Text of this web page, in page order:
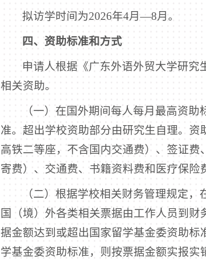
拟访学时间为2026年4月—8月。
四、资助标准和方式
申请人根据《广东外语外贸大学研
相关资助。
（一）在国外期间每人每月最高资
准。超出学校资助部分由研究生自理。资
高铁二等座，不含国内交通费）、签证
寄费）、交通费、书籍资料费和医疗保险
（二）根据学校相关财务管理规定
国（境）外各类相关票据由工作人员到
据金额达到或超出国家留学基金委资助
学基金委资助标准，则按票据金额实报实